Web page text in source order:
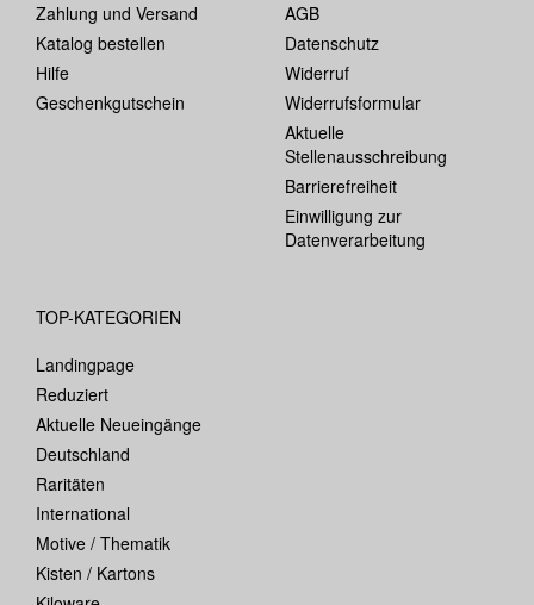
Zahlung und Versand
Katalog bestellen
Hilfe
Geschenkgutschein
AGB
Datenschutz
Widerruf
Widerrufsformular
Aktuelle
Stellenausschreibung
Barrierefreiheit
Einwilligung zur
Datenverarbeitung
TOP-KATEGORIEN
Landingpage
Reduziert
Aktuelle Neueingänge
Deutschland
Raritäten
International
Motive / Thematik
Kisten / Kartons